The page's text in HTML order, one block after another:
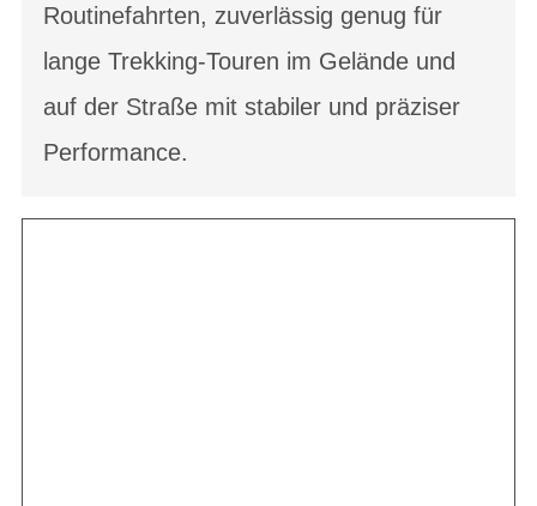
Routinefahrten, zuverlässig genug für
lange Trekking-Touren im Gelände und
auf der Straße mit stabiler und präziser
Performance.